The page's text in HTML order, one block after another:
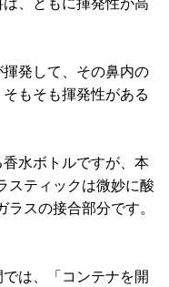
揮発して、その鼻内の
もそも揮発性がある
水ボトルですが、本
スティックは微妙に酸
スの接合部分です。
は、「コンテナを開